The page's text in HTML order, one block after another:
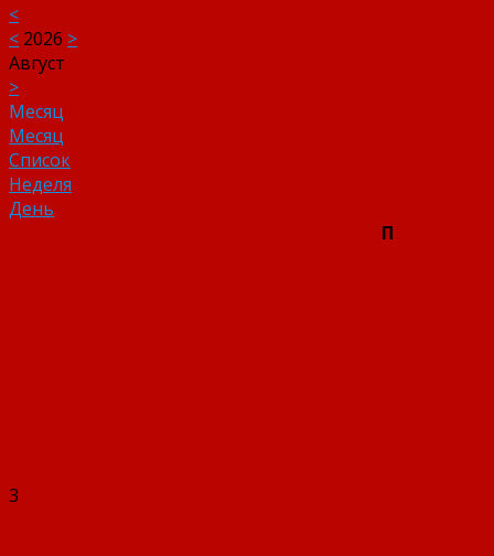
<
< 2026 >
Август
>
Месяц
Месяц
Список
Неделя
День
П
3